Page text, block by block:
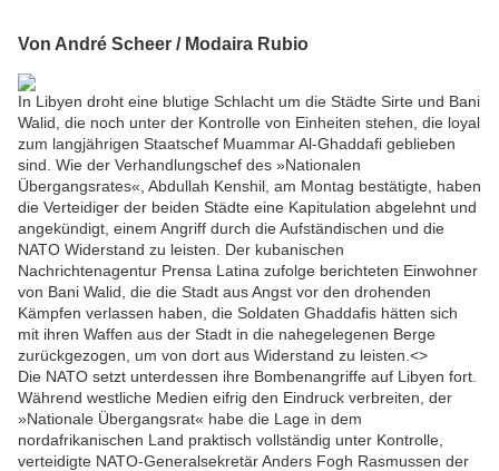
Von André Scheer / Modaira Rubio
In Libyen droht eine blutige Schlacht um die Städte Sirte und Bani
Walid, die noch unter der Kontrolle von Einheiten stehen, die loyal
zum langjährigen Staatschef Muammar Al-Ghaddafi geblieben
sind. Wie der Verhandlungschef des »Nationalen
Übergangsrates«, Abdullah Kenshil, am Montag bestätigte, haben
die Verteidiger der beiden Städte eine Kapitulation abgelehnt und
angekündigt, einem Angriff durch die Aufständischen und die
NATO Widerstand zu leisten. Der kubanischen
Nachrichtenagentur Prensa Latina zufolge berichteten Einwohner
von Bani Walid, die die Stadt aus Angst vor den drohenden
Kämpfen verlassen haben, die Soldaten Ghaddafis hätten sich
mit ihren Waffen aus der Stadt in die nahegelegenen Berge
zurückgezogen, um von dort aus Widerstand zu leisten.<>
Die NATO setzt unterdessen ihre Bombenangriffe auf Libyen fort.
Während westliche Medien eifrig den Eindruck verbreiten, der
»Nationale Übergangsrat« habe die Lage in dem
nordafrikanischen Land praktisch vollständig unter Kontrolle,
verteidigte NATO-Generalsekretär Anders Fogh Rasmussen der